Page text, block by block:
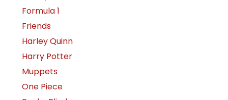
Formula 1
Friends
Harley Quinn
Harry Potter
Muppets
One Piece